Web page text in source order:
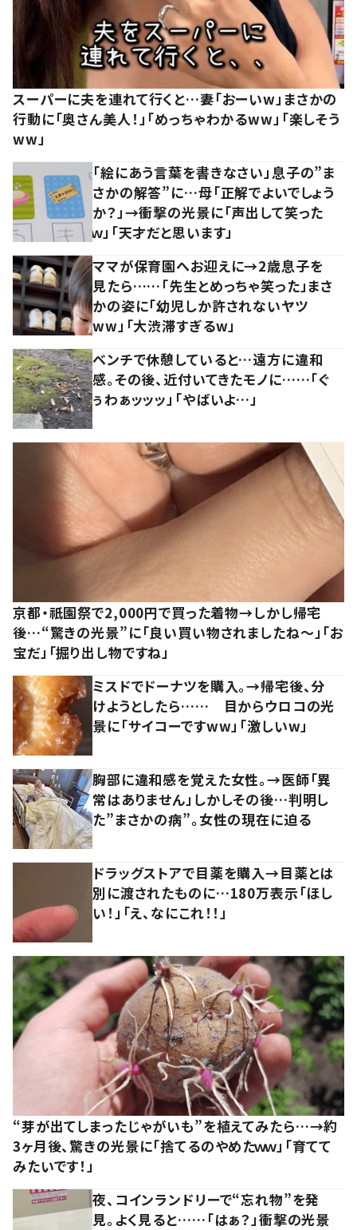
スーパーに夫を連れて行くと…妻「おーいw」まさかの
行動に「奥さん美人！」「めっちゃわかるww」「楽しそう
ww」
「絵にあう言葉を書きなさい」息子の”ま
さかの解答”に…母「正解でよいでしょう
か？」→衝撃の光景に「声出して笑った
ｗ」「天才だと思います」
ママが保育園へお迎えに→2歳息子を
見たら……「先生とめっちゃ笑った」まさ
かの姿に「幼児しか許されないヤツ
ww」「大渋滞すぎるw」
ベンチで休憩していると…遠方に違和
感。その後、近付いてきたモノに……「ぐ
ぅわぁッッッ」「やばいよ…」
京都・祇園祭で2,000円で買った着物→しかし帰宅
後…“驚きの光景”に「良い買い物されましたね～」「お
宝だ」「掘り出し物ですね」
ミスドでドーナツを購入。→帰宅後、分
けようとしたら…… 目からウロコの光
景に「サイコーですww」「激しいw」
胸部に違和感を覚えた女性。→医師「異
常はありません」しかしその後…判明し
た”まさかの病”。女性の現在に迫る
ドラッグストアで目薬を購入→目薬とは
別に渡されたものに…180万表示「ほし
い！」「え、なにこれ！！」
“芽が出てしまったじゃがいも”を植えてみたら…→約
3ヶ月後、驚きの光景に「捨てるのやめたｗｗ」「育てて
みたいです！」
夜、コインランドリーで“忘れ物”を発
見。よく見ると……「はぁ？」衝撃の光景